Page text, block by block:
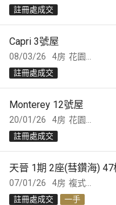
註冊處成交
08/03/26
Capri 3號屋
花園...
4房
註冊處成交
20/01/26
Monterey 12號屋
花園...
4房
註冊處成交
07/01/26
天晉 1期 2座(彗鑽海) 47
複式...
4房
註冊處成交 一手